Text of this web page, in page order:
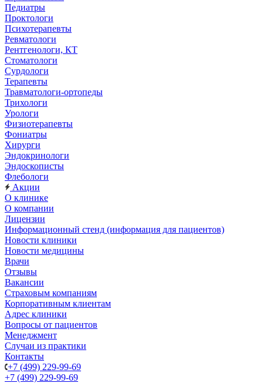
Педиатры
Проктологи
Психотерапевты
Ревматологи
Рентгенологи, КТ
Стоматологи
Сурдологи
Терапевты
Травматологи-ортопеды
Трихологи
Урологи
Физиотерапевты
Фониатры
Хирурги
Эндокринологи
Эндоскописты
Флебологи
Акции
О клинике
О компании
Лицензии
Информационный стенд (информация для пациентов)
Новости клиники
Новости медицины
Врачи
Отзывы
Вакансии
Страховым компаниям
Корпоративным клиентам
Адрес клиники
Вопросы от пациентов
Менеджмент
Случаи из практики
Контакты
+7 (499) 229-99-69
+7 (499) 229-99-69